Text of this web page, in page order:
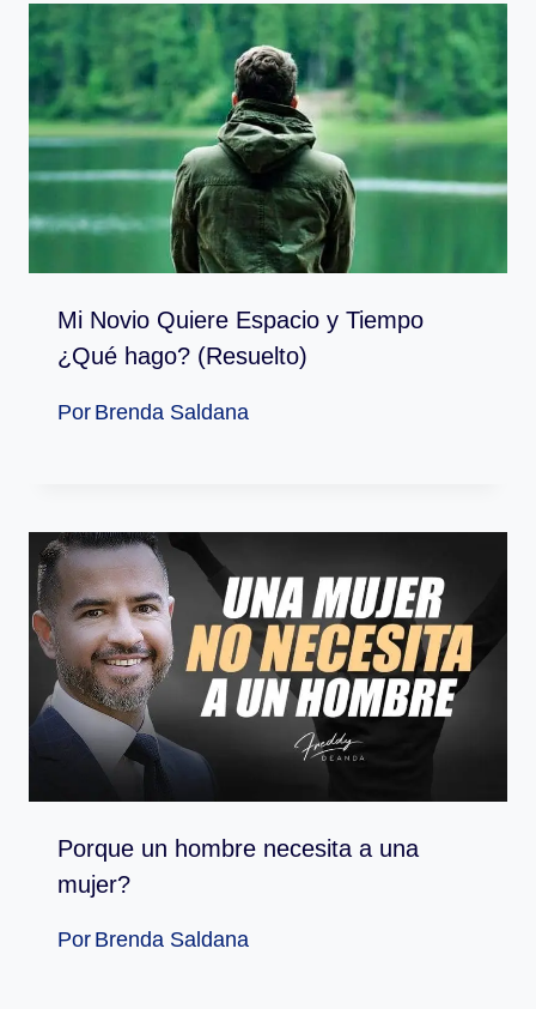
Mi Novio Quiere Espacio y Tiempo
¿Qué hago? (Resuelto)
Por Brenda Saldana
Porque un hombre necesita a una
mujer?
Por Brenda Saldana